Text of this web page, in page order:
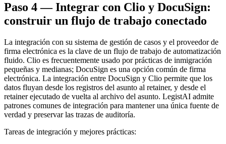
Paso 4 — Integrar con Clio y DocuSign:
construir un flujo de trabajo conectado
La integración con su sistema de gestión de casos y el proveedor de
firma electrónica es la clave de un flujo de trabajo de automatización
fluido. Clio es frecuentemente usado por prácticas de inmigración
pequeñas y medianas; DocuSign es una opción común de firma
electrónica. La integración entre DocuSign y Clio permite que los
datos fluyan desde los registros del asunto al retainer, y desde el
retainer ejecutado de vuelta al archivo del asunto. LegistAI admite
patrones comunes de integración para mantener una única fuente de
verdad y preservar las trazas de auditoría.
Tareas de integración y mejores prácticas: